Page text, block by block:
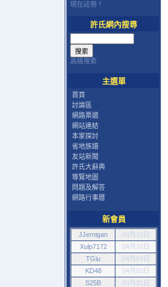
現在註冊！
許氏網內搜尋
高級搜索
主選單
首頁
討論區
網路票選
網站連結
本家探討
省地族譜
友站新聞
許氏大辭典
導覽地圖
問題及解答
網路行事曆
新會員
JJernigan
04月10日
Xulp7172
04月10日
TGiu
04月04日
KD48
04月03日
S25B
03月31日